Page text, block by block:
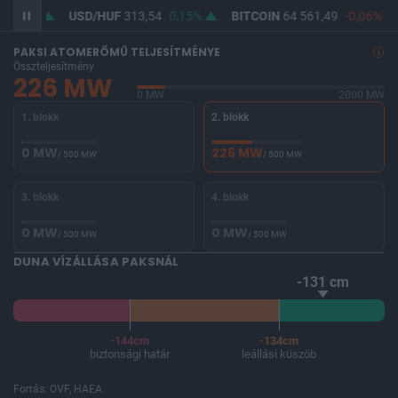
0,1% USD/HUF313,54 0,15% BITCOIN64 561,49 -0,06%
PAKSI ATOMERŐMŰ TELJESÍTMÉNYE
Összteljesítmény
226 MW 0 MW
2000 MW
1. blokk
0 MW/ 500 MW
2. blokk
226 MW/ 500 MW
3. blokk
0 MW/ 500 MW
4. blokk
0 MW/ 500 MW
DUNA VÍZÁLLÁSA PAKSNÁL
-131 cm
-144cm
biztonsági határ
-134cm
leállási küszöb
Forrás: OVF, HAEA